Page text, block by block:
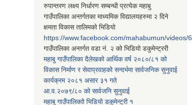
रुपान्तरण लक्ष्य निर्धारण सम्बन्धी प्रत्येक महाबु
गाउँपालिका अन्तर्गतका माध्यमिक विद्यालयहरुमा २ दिने
क्षमता विकास तालिमको भिडियो
https://www.facebook.com/mahabumun/videos/
गाउँपालिका अन्तर्गत वडा नं. २ को भिडियो डकुमेन्ट्ररी
महाबु गाउँपालिका दैलेखको आर्थिक वर्ष २०८०/८१ को
विकास निर्माण र सेवाप्रवाहको सन्दर्भमा सार्वजनिक सुनुवाई
कार्यक्रम २०८१ असार ३१ गते
आ.व.२०७९/८० को सार्वजनि सुनुवाई
महाबु गाउँपालिकाो भिडियो डकुमेन्ट्री १